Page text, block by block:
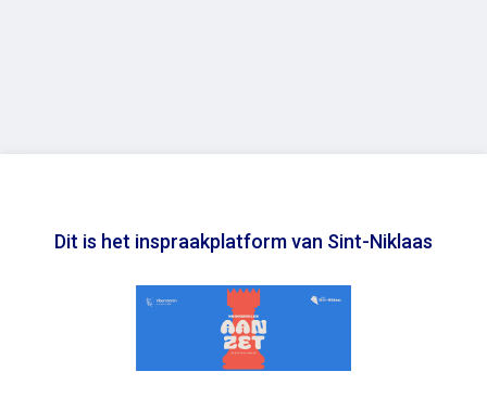
Dit is het inspraakplatform van Sint-Niklaas